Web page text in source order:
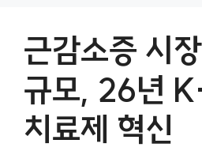
근감소증 시
규모, 26년
치료제 혁신